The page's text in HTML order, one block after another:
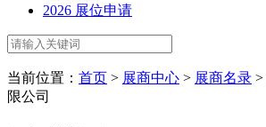
2026 展位申请
当前位置： 首页 > 展商中心 > 展商名录 >
限公司